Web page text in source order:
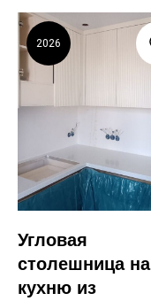
2026
Угловая
столешница на
кухню из